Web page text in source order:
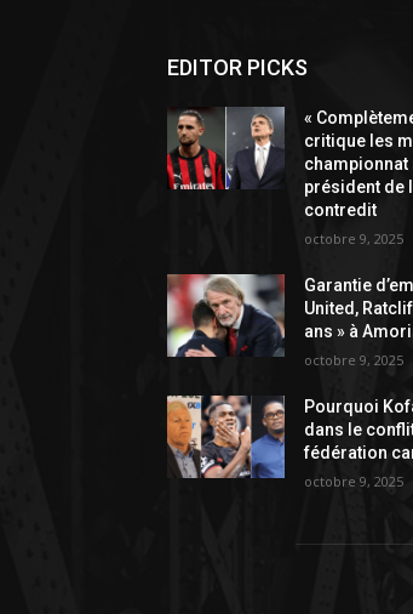
EDITOR PICKS
«
critique les
championnat
président de
contredit
octobre 9, 2025
Garantie
United,
ans » à
octobre 9, 2025
Pourquoi
dans le
fédération
octobre 9, 2025